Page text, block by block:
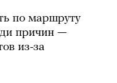
по маршруту
причин —
из-за